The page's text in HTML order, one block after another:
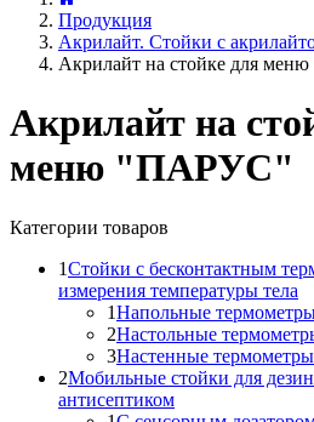
Продукция
Акрилайт. Стойки с
Акрилайт на стойке для
Акрилайт на
меню "ПАРУС"
Категории товаров
1Стойки с бесконтактным
измерения температуры тела
1Напольные
2Настольные
3Настенные термометры
2Мобильные стойки для
антисептиком